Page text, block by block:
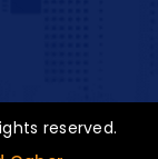
reserved.